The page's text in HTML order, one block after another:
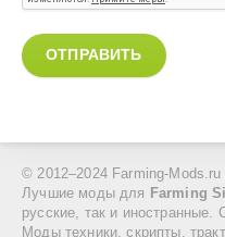
ОТПРАВИТЬ
© 2012–2024 Farming-Mods.ru
Лучшие моды для
Farming
русские, так и иностранные.
Моды техники, скрипты,